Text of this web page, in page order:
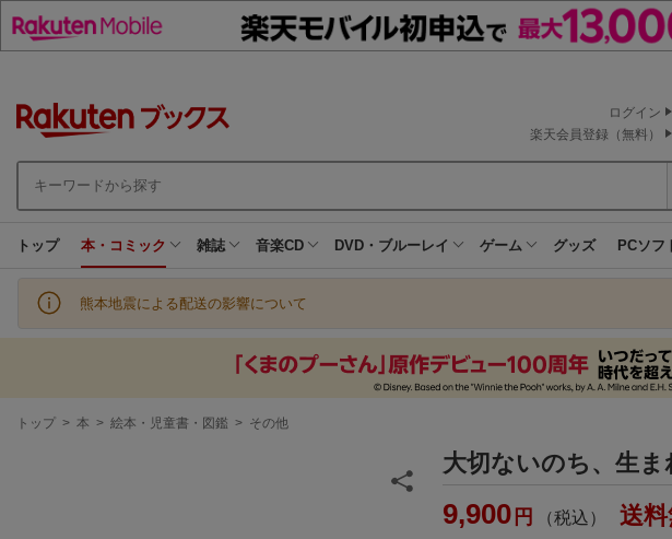
ログイン
楽天会員登録（無料）
トップ 本・コミック 雑誌 音楽CD DVD・ブルーレイ ゲーム グッズ PCソフ
熊本地震による配送の影響について
現
トップ > 本 > 絵本・児童書・図鑑 > その他
大切ないのち、生ま
9,900 円 （税込） 送